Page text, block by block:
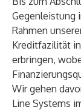
Gegenleistung
Rahmen
Kreditfazilität
erbringen,
Wir gehen
Line Systems